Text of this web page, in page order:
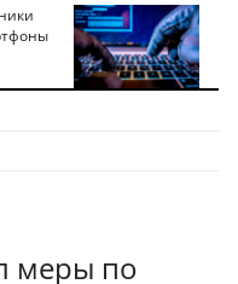
меры по